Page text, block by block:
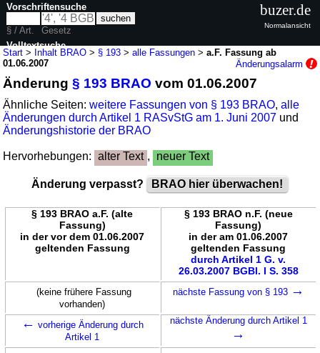
Start > Inhalt BRAO > § 193 >alle Fassungen >a.F. Fassung ab
01.06.2007
Änderungsalarm
Änderung§ 193 BRAO vom 01.06.2007
Ähnliche Seiten:weitere Fassungen von § 193 BRAO,alle
Änderungen durch Artikel 1 RASvStG am 1. Juni 2007 und
Änderungshistorie der BRAO
Hervorhebungen: alter Text , neuer Text
Änderung verpasst? BRAO hier überwachen!
§ 193 BRAO a.F. (alte
Fassung)
in der vor dem 01.06.2007
geltenden Fassung
§ 193 BRAO n.F. (neue
Fassung)
in der am 01.06.2007
geltenden Fassung
durch Artikel 1 G. v.
26.03.2007 BGBl. I S. 358
(keine frühere Fassung
vorhanden)
nächste Fassung von § 193 →
← vorherige Änderung durch
Artikel 1
nächste Änderung durch Artikel 1
→
Vorschriftensuche
§ / Art.
Gesetz
Volltextsuche
buzer.de
Normalansicht